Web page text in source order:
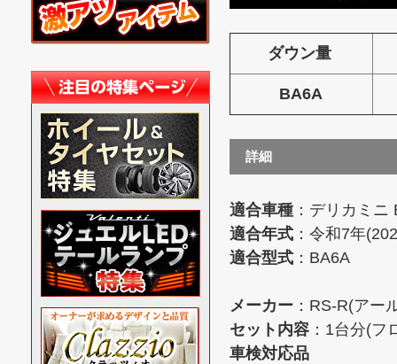
ダウン量
BA6A
詳細
適合車種 ：デリカミ
適合年式 ：令和7年
適合型式 ：BA6A
メーカー ：RS-R(アー
セット内容 ：1台分(フ
車検対応品